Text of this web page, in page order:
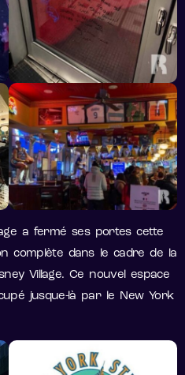
a fermé ses portes cette
complète dans le cadre de la
Village. Ce nouvel espace
jusque-là par le New York